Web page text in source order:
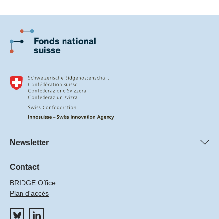
Newsletter
S’abonner à la newsletter du FNS
S’abonner à la newsletter d'Innosuisse
Contact
BRIDGE Office
Plan d'accès